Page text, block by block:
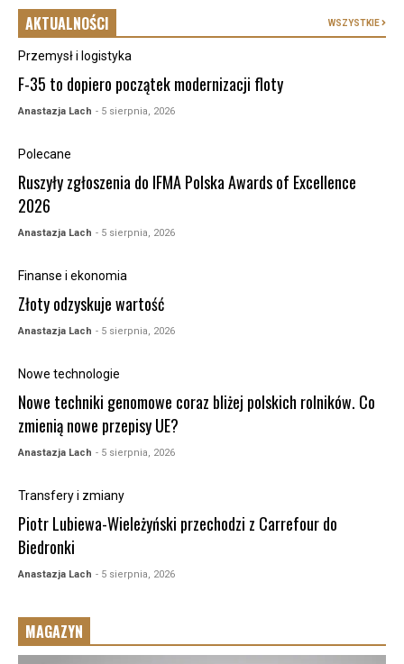
AKTUALNOŚCI WSZYSTKIE
Przemysł i logistyka
F-35 to dopiero początek modernizacji floty
Anastazja Lach - 5 sierpnia, 2026
Polecane
Ruszyły zgłoszenia do IFMA Polska Awards of Excellence
2026
Anastazja Lach - 5 sierpnia, 2026
Finanse i ekonomia
Złoty odzyskuje wartość
Anastazja Lach - 5 sierpnia, 2026
Nowe technologie
Nowe techniki genomowe coraz bliżej polskich rolników. Co
zmienią nowe przepisy UE?
Anastazja Lach - 5 sierpnia, 2026
Transfery i zmiany
Piotr Lubiewa-Wieleżyński przechodzi z Carrefour do
Biedronki
Anastazja Lach - 5 sierpnia, 2026
MAGAZYN